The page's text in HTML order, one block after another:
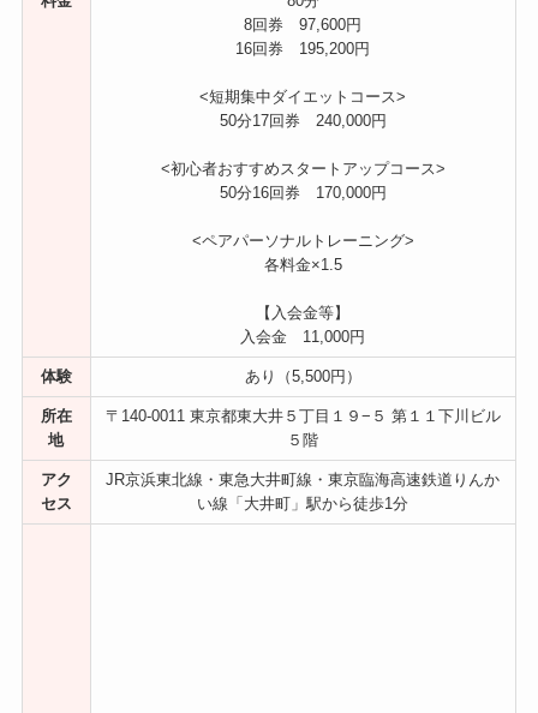
8回券 97,600円
16回券 195,200円
<短期集中ダイエットコース>
50分17回券 240,000円
<初心者おすすめスタートアップコース>
50分16回券 170,000円
<ペアパーソナルトレーニング>
各料金×1.5
【入会金等】
入会金 11,000円
体験 あり（5,500円）
所在
地
〒140-0011 東京都東大井５丁目１９−５ 第１１下川ビル
５階
アク
セス
JR京浜東北線・東急大井町線・東京臨海高速鉄道りんか
い線「大井町」駅から徒歩1分